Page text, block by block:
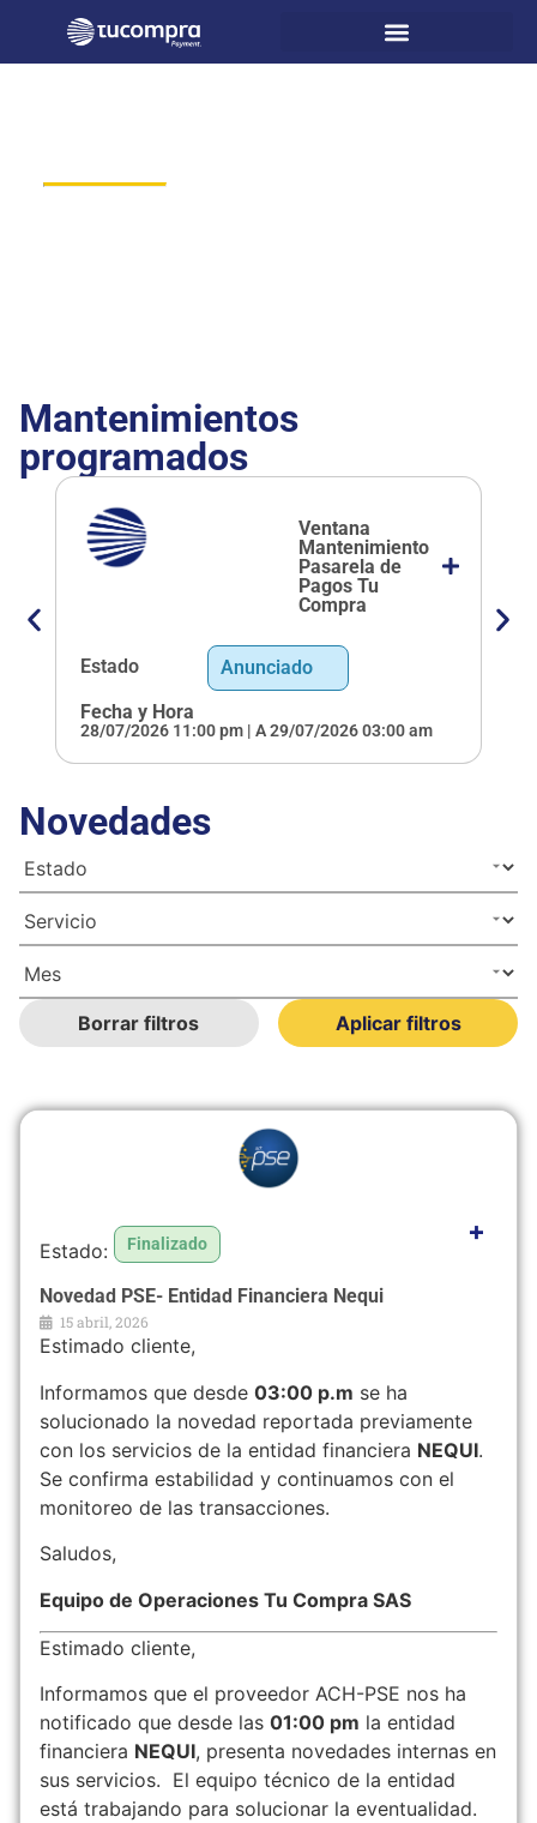
Mantenimientos
programados
Ventana
Mantenimiento
Pasarela de
Pagos Tu
Compra
Estado
Anunciado
Fecha y Hora
28/07/2026 11:00 pm | A 29/07/2026 03:00 am
Novedades
Borrar filtros Aplicar filtros
Finalizado
Novedad PSE- Entidad Financiera Nequi
15 abril, 2026
Estimado cliente,
Informamos que desde 03:00 p.m se ha
solucionado la novedad reportada previamente
con los servicios de la entidad financiera NEQUI.
Se confirma estabilidad y continuamos con el
monitoreo de las transacciones.
Saludos,
Equipo de Operaciones Tu Compra SAS
Estimado cliente,
Informamos que el proveedor ACH-PSE nos ha
notificado que desde las 01:00 pm la entidad
financiera NEQUI, presenta novedades internas en
sus servicios. El equipo técnico de la entidad
está trabajando para solucionar la eventualidad.
+